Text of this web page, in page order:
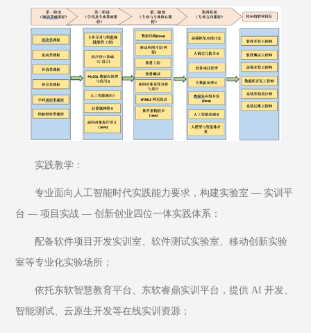
实践教学：
专业面向人工智能时代实践能力要求，构建实验室 — 实训平
台 — 项目实战 — 创新创业四位一体实践体系：
配备软件项目开发实训室、软件测试实验室、移动创新实验
室等专业化实验场所；
依托东软智慧教育平台、东软睿鼎实训平台，提供 AI 开发、
智能测试、云原生开发等在线实训资源；